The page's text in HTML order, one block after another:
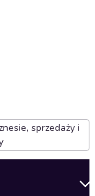
sprzedaży i